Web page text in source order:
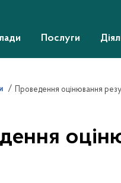
Послуги
Проведення оцінювання